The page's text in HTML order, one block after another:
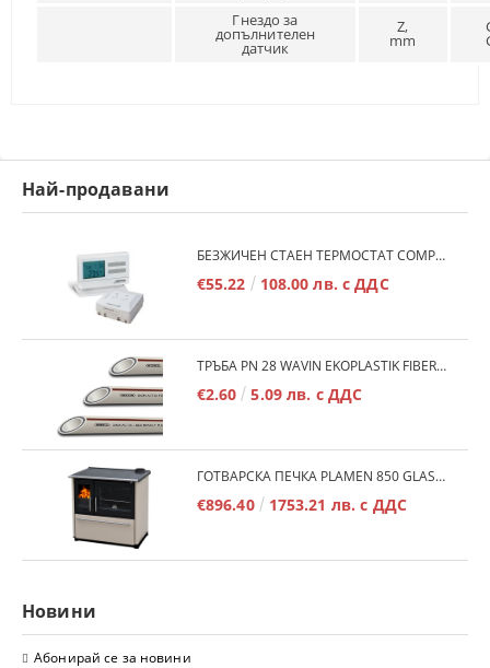
Гнездо за
допълнителен
датчик
Z,
mm
Най-продавани
БЕЗЖИЧЕН СТАЕН ТЕРМОСТАТ COMPUTHERM Q7RF
€55.22 108.00 лв. с ДДС
ТРЪБА PN 28 WAVIN EKOPLASTIK FIBER BASALT PLUS - 3М/БР.
€2.60 5.09 лв. с ДДС
ГОТВАРСКА ПЕЧКА PLAMEN 850 GLAS 11KW
€896.40 1753.21 лв. с ДДС
Новини
Абонирай се за новини